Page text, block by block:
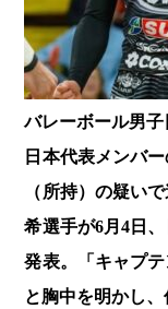
バレーボール男子
日本代表メンバ
（所持）の疑い
希選手が6月4日
発表。「キャプ
と胸中を明かし、